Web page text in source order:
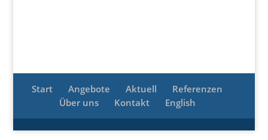
Start Angebote Aktuell
Referenzen
Über uns
Kontakt English